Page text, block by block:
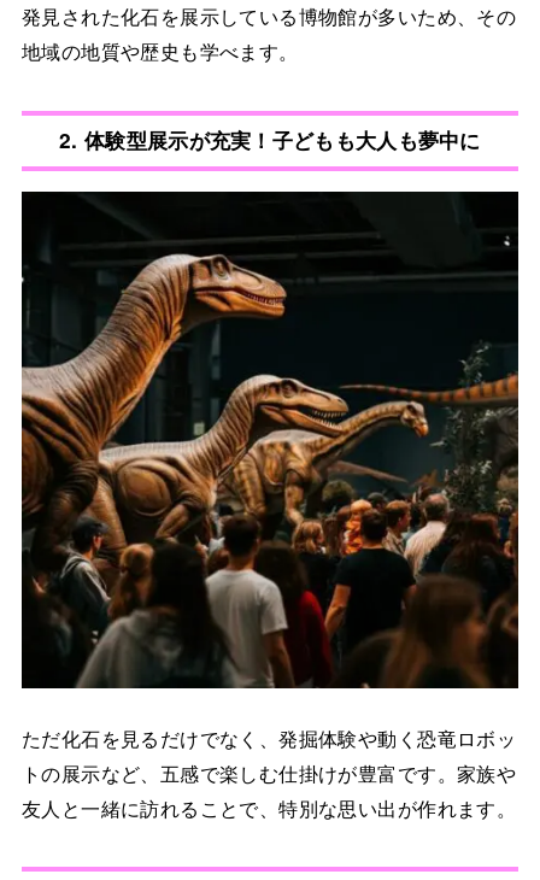
発見された化石を展示している博物館が多いため、その
地域の地質や歴史も学べます。
2.体験型展示が充実！子どもも大人も夢中に
ただ化石を見るだけでなく、発掘体験や動く恐竜ロボッ
トの展示など、五感で楽しむ仕掛けが豊富です。家族や
友人と一緒に訪れることで、特別な思い出が作れます。